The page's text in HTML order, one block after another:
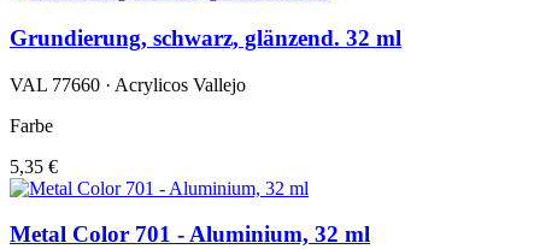
Grundierung, schwarz, glänzend. 32 ml
VAL 77660 · Acrylicos Vallejo
Farbe
5,35 €
Metal Color 701 - Aluminium, 32 ml